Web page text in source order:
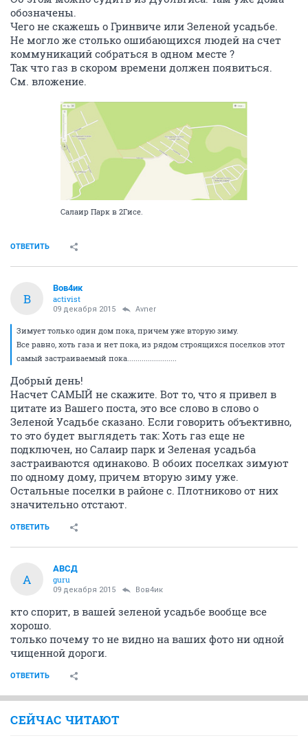
обозначены.
Чего не скажешь о Гринвиче или Зеленой усадьбе.
Не могло же столько ошибающихся людей на счет
коммуникаций собраться в одном месте ?
Так что газ в скором времени должен появиться.
См. вложение.
Салаир Парк в 2Гисе.
ОТВЕТИТЬ
В
Вов4ик
activist
09 декабря 2015 Avner
Зимует только один дом пока, причем уже вторую зиму.
Все равно, хоть газа и нет пока, из рядом строящихся поселков этот
самый застраиваемый пока........................
Добрый день!
Насчет САМЫЙ не скажите. Вот то, что я привел в
цитате из Вашего поста, это все слово в слово о
Зеленой Усадьбе сказано. Если говорить объективно,
то это будет выглядеть так: Хоть газ еще не
подключен, но Салаир парк и Зеленая усадьба
застраиваются одинаково. В обоих поселках зимуют
по одному дому, причем вторую зиму уже.
Остальные поселки в районе с. Плотниково от них
значительно отстают.
ОТВЕТИТЬ
А
АВСД
guru
09 декабря 2015 Вов4ик
кто спорит, в вашей зеленой усадьбе вообще все
хорошо.
только почему то не видно на ваших фото ни одной
чищенной дороги.
ОТВЕТИТЬ
СЕЙЧАС ЧИТАЮТ